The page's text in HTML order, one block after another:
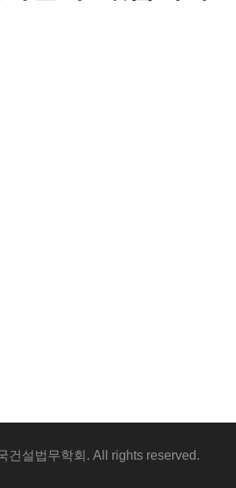
건설법무학회. All rights reserved.